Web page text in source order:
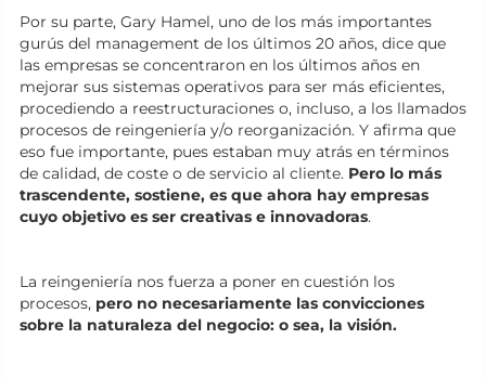
Por su parte, Gary Hamel, uno de los más importantes
gurús del management de los últimos 20 años, dice que
las empresas se concentraron en los últimos años en
mejorar sus sistemas operativos para ser más eficientes,
procediendo a reestructuraciones o, incluso, a los llamados
procesos de reingeniería y/o reorganización. Y afirma que
eso fue importante, pues estaban muy atrás en términos
de calidad, de coste o de servicio al cliente. Pero lo más
trascendente, sostiene, es que ahora hay empresas
cuyo objetivo es ser creativas e innovadoras.
La reingeniería nos fuerza a poner en cuestión los
procesos, pero no necesariamente las convicciones
sobre la naturaleza del negocio: o sea, la visión.